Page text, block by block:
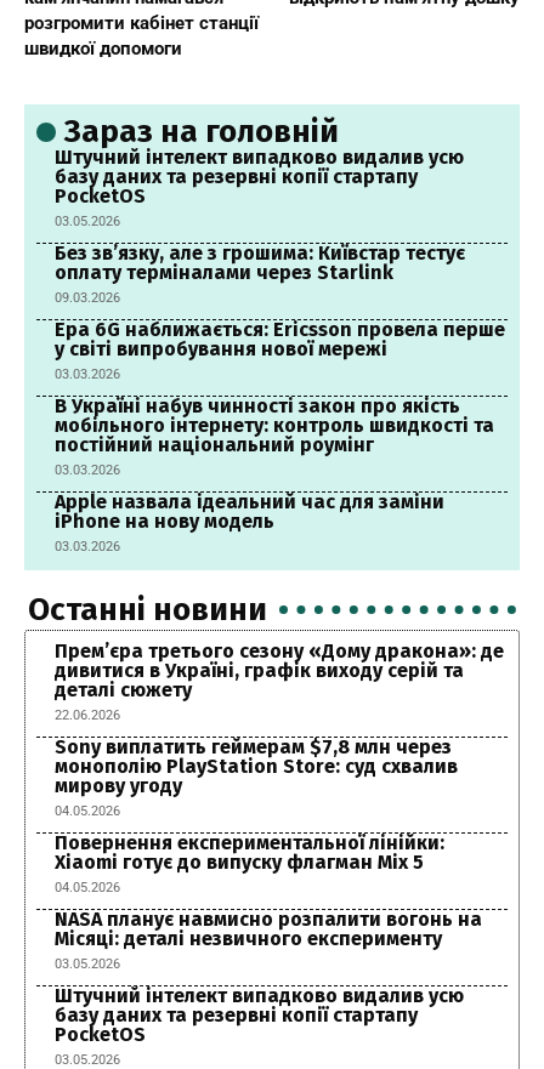
розгромити кабінет станції
швидкої допомоги
Зараз на головній
Штучний інтелект випадково видалив усю
базу даних та резервні копії стартапу
PocketOS
03.05.2026
Без зв’язку, але з грошима: Київстар тестує
оплату терміналами через Starlink
09.03.2026
Ера 6G наближається: Ericsson провела перше
у світі випробування нової мережі
03.03.2026
В Україні набув чинності закон про якість
мобільного інтернету: контроль швидкості та
постійний національний роумінг
03.03.2026
Apple назвала ідеальний час для заміни
iPhone на нову модель
03.03.2026
Останні новини
Прем’єра третього сезону «Дому дракона»: де
дивитися в Україні, графік виходу серій та
деталі сюжету
22.06.2026
Sony виплатить геймерам $7,8 млн через
монополію PlayStation Store: суд схвалив
мирову угоду
04.05.2026
Повернення експериментальної лінійки:
Xiaomi готує до випуску флагман Mix 5
04.05.2026
NASA планує навмисно розпалити вогонь на
Місяці: деталі незвичного експерименту
03.05.2026
Штучний інтелект випадково видалив усю
базу даних та резервні копії стартапу
PocketOS
03.05.2026